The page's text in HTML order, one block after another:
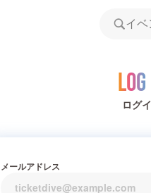
ログ
メールアドレス